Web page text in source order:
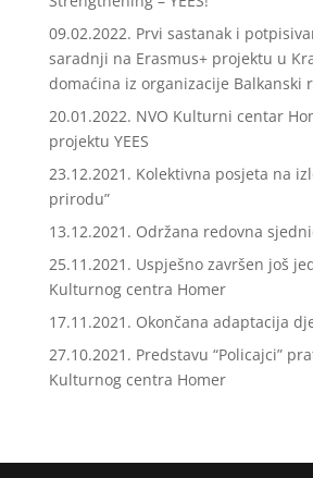
09.02.2022. Prvi sastanak i
saradnji na Erasmus+ projektu u
domaćina iz organizacije Balkanski
20.01.2022. NVO Kulturni centar
projektu YEES
23.12.2021. Kolektivna posjeta na
prirodu”
13.12.2021. Održana redovna
25.11.2021. Uspješno završen još
Kulturnog centra Homer
17.11.2021. Okončana adaptacija
27.10.2021. Predstavu “Policajci”
Kulturnog centra Homer